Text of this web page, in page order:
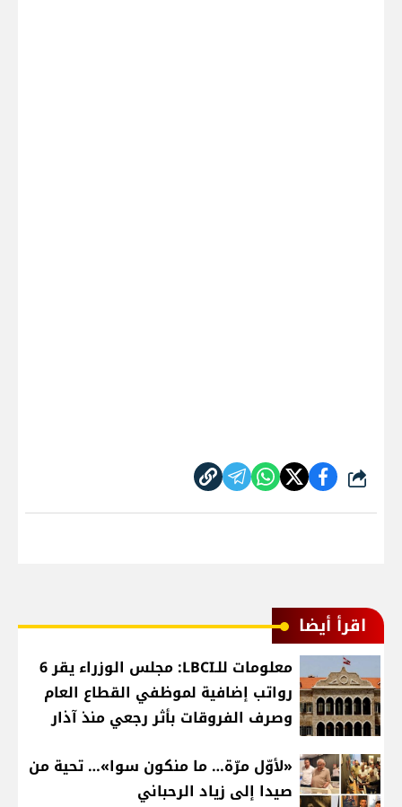
شارك
اقرأ أيضا
معلومات للـLBCI: مجلس الوزراء يقر 6
رواتب إضافية لموظفي القطاع العام
وصرف الفروقات بأثر رجعي منذ آذار
«لأوّل مرّة… ما منكون سوا»… تحية من
صيدا إلى زياد الرحباني